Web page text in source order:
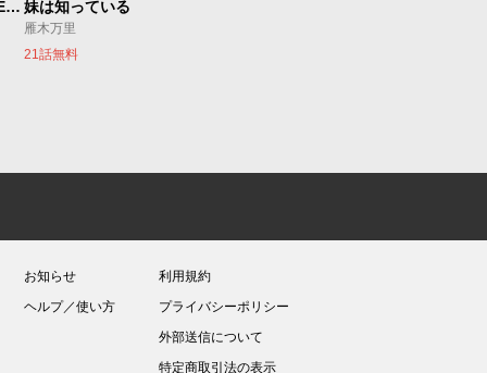
魔法少女リリカルなのは EXCEEDS 妹は知っている
雁木万里
21話無料
お知らせ
ヘルプ／使い方
利用規約
プライバシーポリシー
外部送信について
特定商取引法の表示